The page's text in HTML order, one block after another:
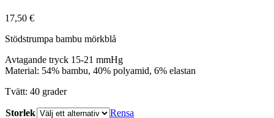
17,50 €
Stödstrumpa bambu mörkblå
Avtagande tryck 15-21 mmHg
Material: 54% bambu, 40% polyamid, 6% elastan
Tvätt: 40 grader
Storlek
Rensa